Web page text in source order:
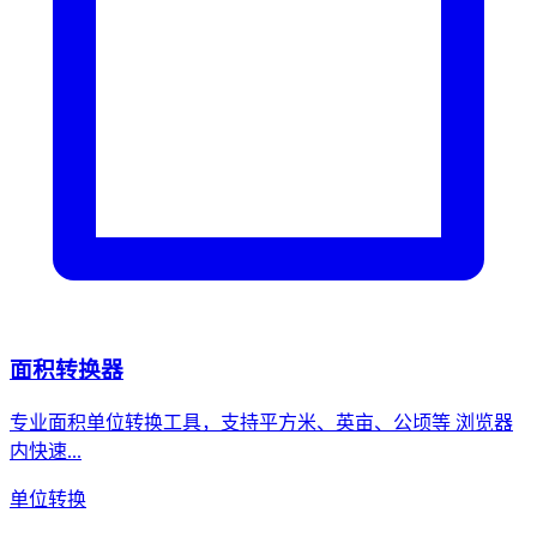
面积转换器
专业面积单位转换工具，支持平方米、英亩、公顷等 浏览器
内快速...
单位转换